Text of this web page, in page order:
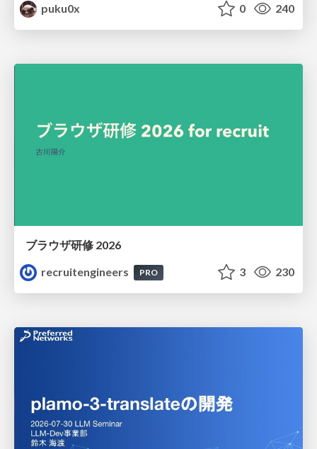
puku0x
0 240
ブラウザ研修 2026
recruitengineers
PRO 3 230